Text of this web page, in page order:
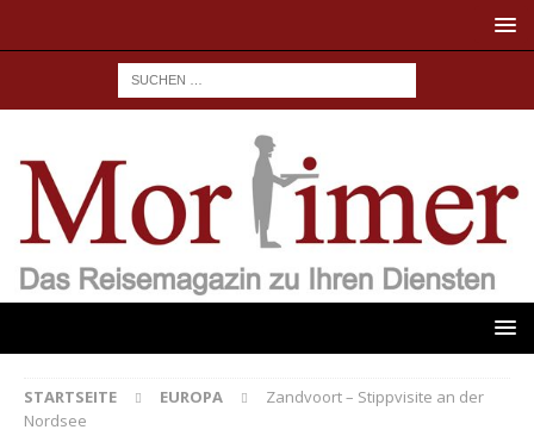
STARTSEITE EUROPA
Zandvoort – Stippvisite an der
Nordsee